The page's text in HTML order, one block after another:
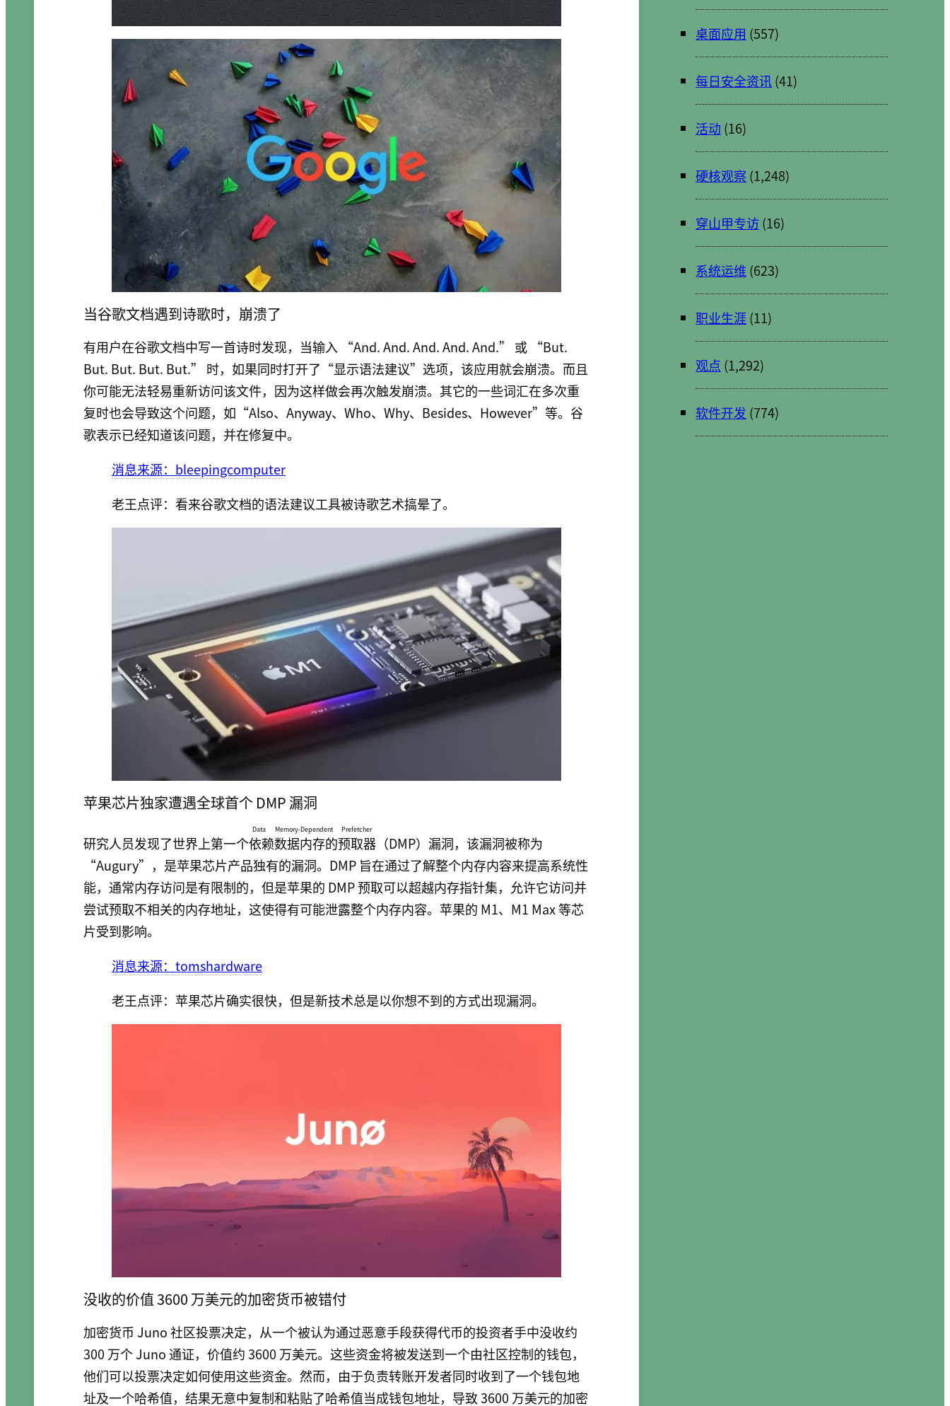
当谷歌文档遇到诗歌时，崩溃了
有用户在谷歌文档中写一首诗时发现，当输入 “And. And. And. And. And.” 或 “But.
But. But. But. But.” 时，如果同时打开了“显示语法建议”选项，该应用就会崩溃。而且
你可能无法轻易重新访问该文件，因为这样做会再次触发崩溃。其它的一些词汇在多次重
复时也会导致这个问题，如“Also、Anyway、Who、Why、Besides、However”等。谷
歌表示已经知道该问题，并在修复中。
消息来源：bleepingcomputer
老王点评：看来谷歌文档的语法建议工具被诗歌艺术搞晕了。
苹果芯片独家遭遇全球首个 DMP 漏洞
研究人员发现了世界上第一个依赖数据内存的预取器
Data Memory-Dependent Prefetcher
（DMP）漏洞，该漏洞被称为
“Augury”，是苹果芯片产品独有的漏洞。DMP 旨在通过了解整个内存内容来提高系统性
能，通常内存访问是有限制的，但是苹果的 DMP 预取可以超越内存指针集，允许它访问并
尝试预取不相关的内存地址，这使得有可能泄露整个内存内容。苹果的 M1、M1 Max 等芯
片受到影响。
消息来源：tomshardware
老王点评：苹果芯片确实很快，但是新技术总是以你想不到的方式出现漏洞。
没收的价值 3600 万美元的加密货币被错付
加密货币 Juno 社区投票决定，从一个被认为通过恶意手段获得代币的投资者手中没收约
300 万个 Juno 通证，价值约 3600 万美元。这些资金将被发送到一个由社区控制的钱包，
他们可以投票决定如何使用这些资金。然而，由于负责转账开发者同时收到了一个钱包地
址及一个哈希值，结果无意中复制和粘贴了哈希值当成钱包地址，导致 3600 万美元的加密
桌面应用 (557)
每日安全资讯(41)
活动 (16)
硬核观察 (1,248)
穿山甲专访(16)
系统运维(623)
职业生涯(11)
观点 (1,292)
软件开发 (774)